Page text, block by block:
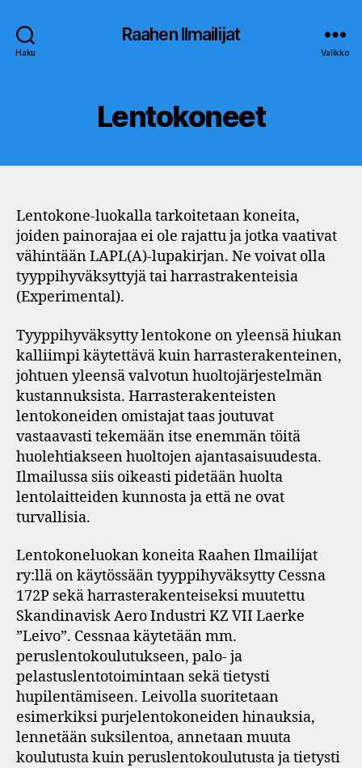
Haku
Raahen Ilmailijat
Valikko
Lentokoneet
Lentokone-luokalla tarkoitetaan koneita,
joiden painorajaa ei ole rajattu ja jotka vaativat
vähintään LAPL(A)-lupakirjan. Ne voivat olla
tyyppihyväksyttyjä tai harrastrakenteisia
(Experimental).
Tyyppihyväksytty lentokone on yleensä hiukan
kalliimpi käytettävä kuin harrasterakenteinen,
johtuen yleensä valvotun huoltojärjestelmän
kustannuksista. Harrasterakenteisten
lentokoneiden omistajat taas joutuvat
vastaavasti tekemään itse enemmän töitä
huolehtiakseen huoltojen ajantasaisuudesta.
Ilmailussa siis oikeasti pidetään huolta
lentolaitteiden kunnosta ja että ne ovat
turvallisia.
Lentokoneluokan koneita Raahen Ilmailijat
ry:llä on käytössään tyyppihyväksytty Cessna
172P sekä harrasterakenteiseksi muutettu
Skandinavisk Aero Industri KZ VII Laerke
”Leivo”. Cessnaa käytetään mm.
peruslentokoulutukseen, palo- ja
pelastuslentotoimintaan sekä tietysti
hupilentämiseen. Leivolla suoritetaan
esimerkiksi purjelentokoneiden hinauksia,
lennetään suksilentoa, annetaan muuta
koulutusta kuin peruslentokoulutusta ja tietysti